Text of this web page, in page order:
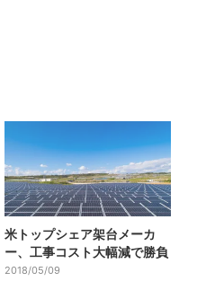
米トップシェア架台メーカ
ー、工事コスト大幅減で勝負
2018/05/09